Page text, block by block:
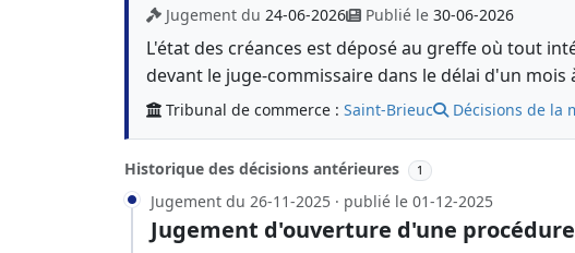
Jugement du 24-06-2026 Publié le 30-06-2026
L'état des créances est déposé au greffe où tout
devant le juge-commissaire dans le délai d'un
Tribunal de commerce : Saint-Brieuc Décisions de la
Historique des décisions antérieures 1
Jugement du 26-11-2025 · publié le 01-12-2025
Jugement d'ouverture d'une